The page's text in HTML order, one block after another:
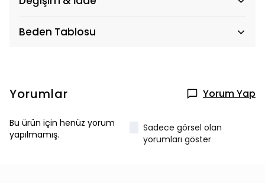
Beden Tablosu
Yorumlar Yorum Yap
Bu ürün için henüz yorum
yapılmamış.
Sadece görsel olan
yorumları göster